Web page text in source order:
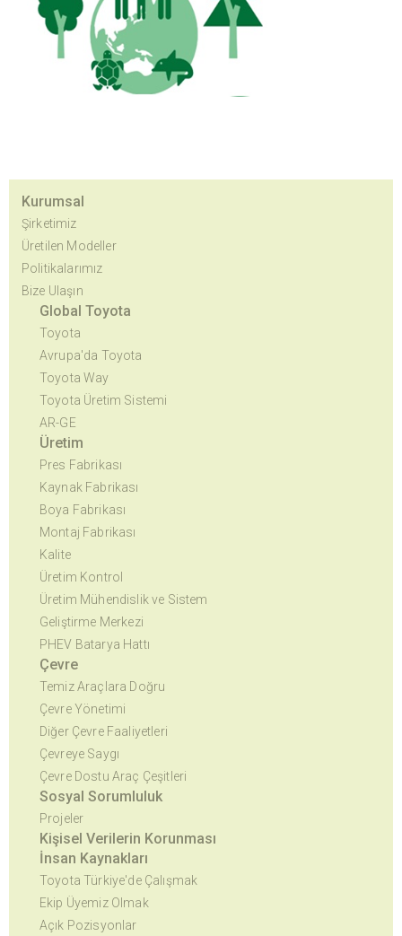
Kurumsal
Şirketimiz
Üretilen Modeller
Politikalarımız
Bize Ulaşın
Global Toyota
Toyota
Avrupa'da Toyota
Toyota Way
Toyota Üretim Sistemi
AR-GE
Üretim
Pres Fabrikası
Kaynak Fabrikası
Boya Fabrikası
Montaj Fabrikası
Kalite
Üretim Kontrol
Üretim Mühendislik ve Sistem
Geliştirme Merkezi
PHEV Batarya Hattı
Çevre
Temiz Araçlara Doğru
Çevre Yönetimi
Diğer Çevre Faaliyetleri
Çevreye Saygı
Çevre Dostu Araç Çeşitleri
Sosyal Sorumluluk
Projeler
Kişisel Verilerin Korunması
İnsan Kaynakları
Toyota Türkiye'de Çalışmak
Ekip Üyemiz Olmak
Açık Pozisyonlar